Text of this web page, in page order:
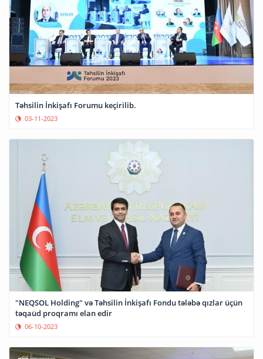
Təhsilin İnkişafı Forumu keçirilib.
03-11-2023
"NEQSOL Holding" və Təhsilin İnkişafı Fondu tələbə qızlar üçün
təqaüd proqramı elan edir
06-10-2023